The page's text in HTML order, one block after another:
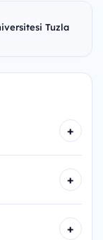
Tuzla
+
+
+